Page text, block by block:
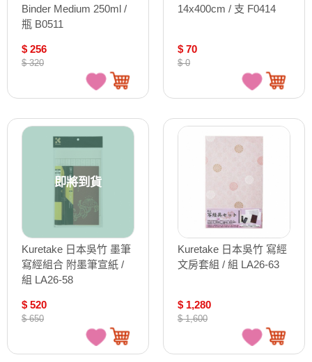
Binder Medium 250ml /
瓶 B0511
$ 256
$ 320
14x400cm / 支 F0414
$ 70
$ 0
即將到貨
Kuretake 日本吳竹 墨筆
寫經組合 附墨筆宣紙 /
組 LA26-58
$ 520
$ 650
Kuretake 日本吳竹 寫經
文房套組 / 組 LA26-63
$ 1,280
$ 1,600